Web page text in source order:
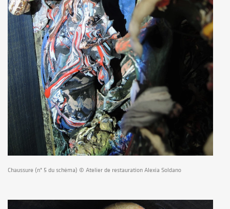
Chaussure (n° 5 du schéma) © Atelier de restauration Alexia Soldano